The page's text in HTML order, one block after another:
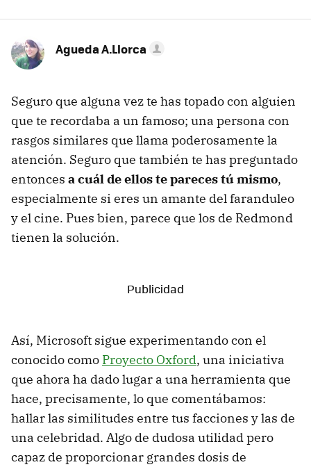
Agueda A.Llorca
Seguro que alguna vez te has topado con alguien
que te recordaba a un famoso; una persona con
rasgos similares que llama poderosamente la
atención. Seguro que también te has preguntado
entonces a cuál de ellos te pareces tú mismo,
especialmente si eres un amante del faranduleo
y el cine. Pues bien, parece que los de Redmond
tienen la solución.
Así, Microsoft sigue experimentando con el
conocido como Proyecto Oxford, una iniciativa
que ahora ha dado lugar a una herramienta que
hace, precisamente, lo que comentábamos:
hallar las similitudes entre tus facciones y las de
una celebridad. Algo de dudosa utilidad pero
capaz de proporcionar grandes dosis de